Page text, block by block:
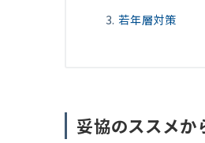
若年層対策
妥協のススメか